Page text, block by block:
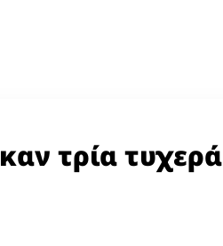
τρία τυχερά